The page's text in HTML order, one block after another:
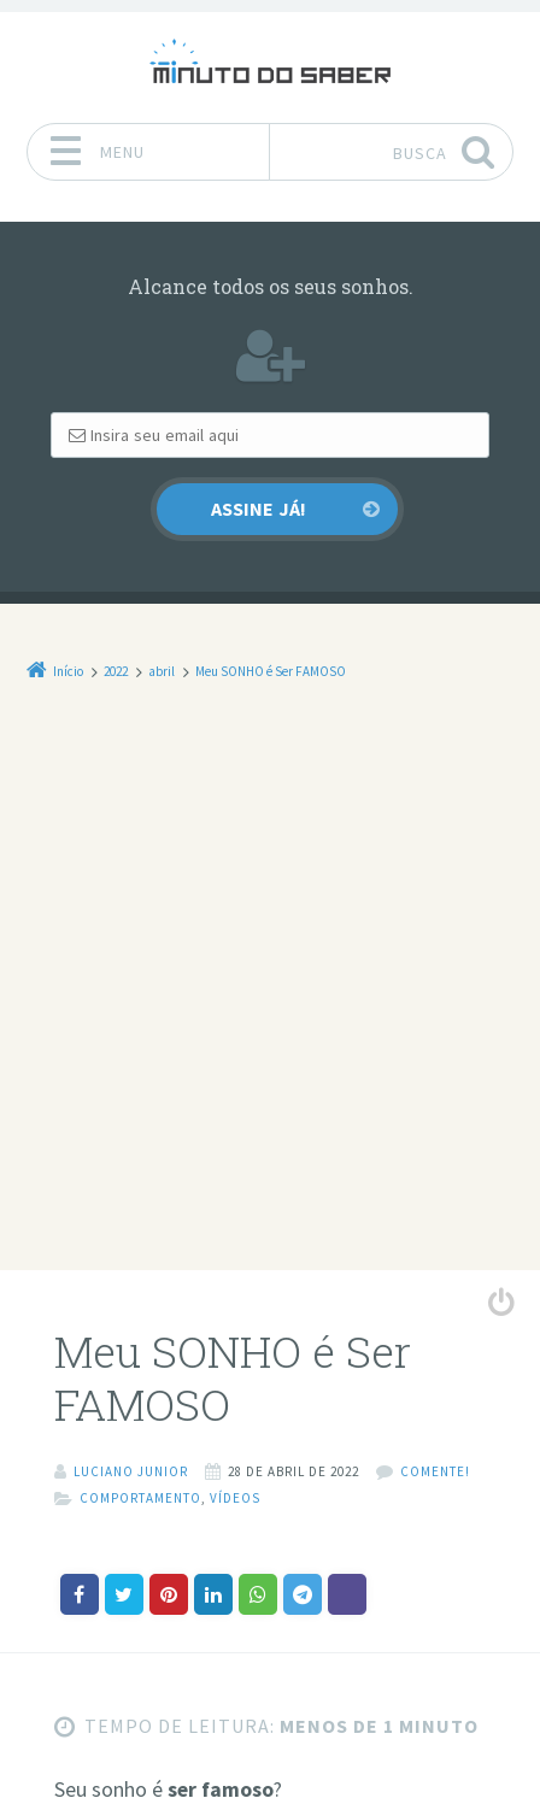
MENU BUSCA
Alcance todos os seus sonhos.
Início 2022 abril Meu SONHO é Ser FAMOSO
Meu SONHO é Ser
FAMOSO
LUCIANO JUNIOR 28 DE ABRIL DE 2022
COMENTE!
COMPORTAMENTO
VÍDEOS
TEMPO DE LEITURA: MENOS DE 1 MINUTO
Seu sonho éser famoso?